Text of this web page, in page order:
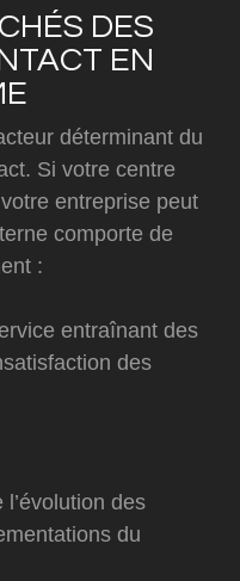
DES
EN
déterminant du
Si votre centre
entreprise peut
comporte de
:
entraînant des
des
des
du